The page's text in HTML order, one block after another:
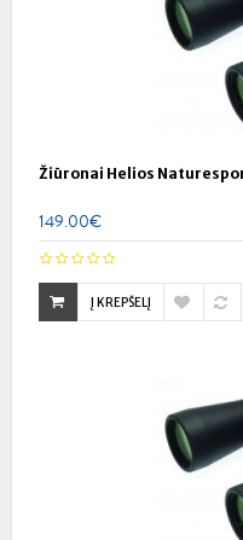
Žiūronai Helios
149.00€
Į KREPŠELĮ